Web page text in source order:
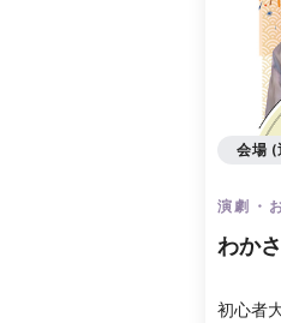
演劇・
わか
初心者
会場 (